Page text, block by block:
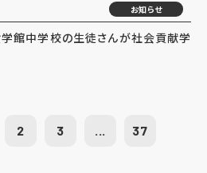
お知らせ
学館中学校の生徒さんが社会貢献学
2 3 ... 37